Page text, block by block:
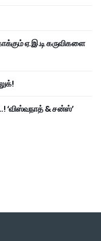
ஏ.இ.டி கருவிகளை
‘விஸ்வநாத் & சன்ஸ்’